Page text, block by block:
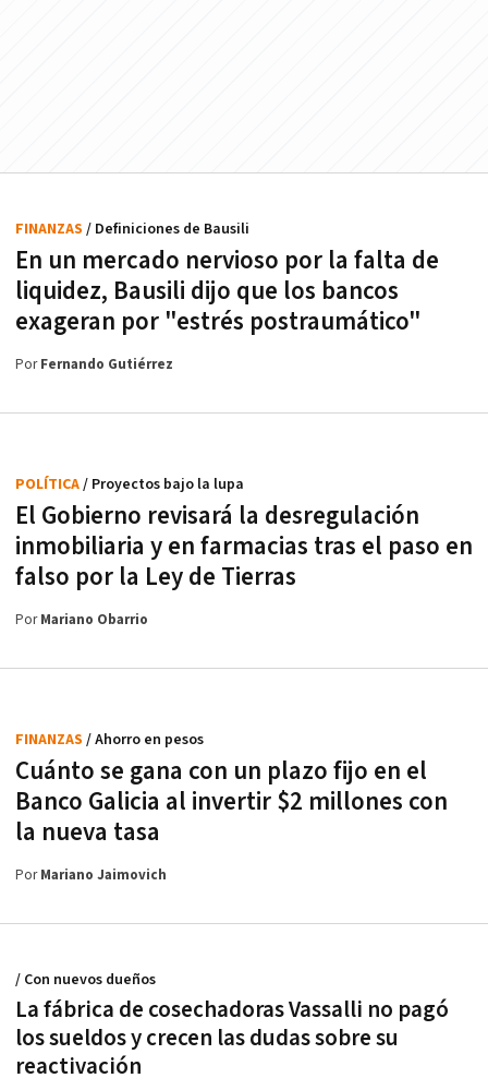
En un mercado nervioso por la falta de
liquidez, Bausili dijo que los bancos
exageran por "estrés postraumático"
FINANZAS / Definiciones de Bausili
PorFernando Gutiérrez
El Gobierno revisará la desregulación
inmobiliaria y en farmacias tras el paso en
falso por la Ley de Tierras
POLÍTICA/ Proyectos bajo la lupa
PorMariano Obarrio
Cuánto se gana con un plazo fijo en el
Banco Galicia al invertir $2 millones con
la nueva tasa
FINANZAS / Ahorro en pesos
PorMariano Jaimovich
La fábrica de cosechadoras Vassalli no pagó
los sueldos y crecen las dudas sobre su
reactivación
/ Con nuevos dueños